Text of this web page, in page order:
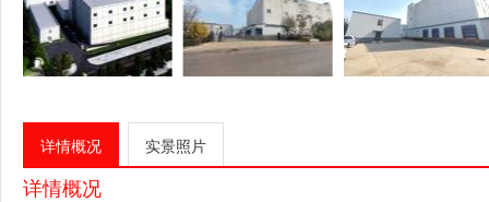
详情概况 实景照片
详情概况